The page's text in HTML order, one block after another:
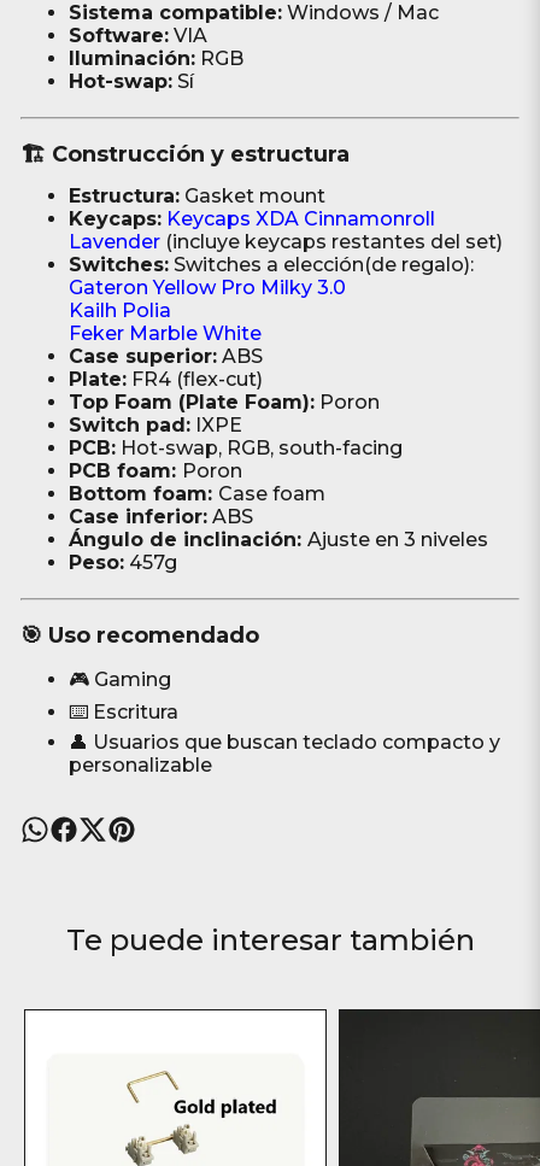
Sistema compatible:Windows / Mac
Software:VIA
Iluminación:RGB
Hot-swap:Sí
🏗️ Construcción y estructura
Estructura:Gasket mount
Keycaps: Keycaps XDA Cinnamonroll
Lavender(incluye keycaps restantes del set)
Switches:Switches a elección(de regalo):
Gateron Yellow Pro Milky 3.0
Kailh Polia
Feker Marble White
Case superior:ABS
Plate:FR4 (flex-cut)
Top Foam (Plate Foam):Poron
Switch pad:IXPE
PCB:Hot-swap, RGB, south-facing
PCB foam: Poron
Bottom foam: Case foam
Case inferior:ABS
Ángulo de inclinación: Ajuste en 3 niveles
Peso:457g
🎯 Uso recomendado
🎮 Gaming
⌨️ Escritura
👤 Usuarios que buscan teclado compacto y
personalizable
Te puede interesar también